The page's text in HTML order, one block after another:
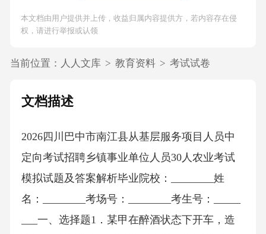
本文档由用户提供并上传，收益归属内容提供方，若内容存在侵
权，请进行举报或认领
当前位置： 人人文库 > 教育资料 > 考试试卷
文档描述
2026四川巴中市南江县从基层服务项目人员中
定向考试招聘乡镇事业单位人员30人农业考试
模拟试题及答案解析毕业院校：________姓
名：________考场号：________考生号：_____
___一、选择题1．某甲在醉酒状态下开车，造